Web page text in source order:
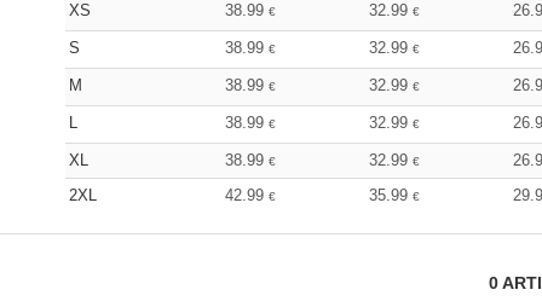
XS 38.99 € 32.99 €
S 38.99 € 32.99 €
M 38.99 € 32.99 €
L 38.99 € 32.99 €
XL 38.99 € 32.99 €
2XL
42.99 € 35.99 €
0